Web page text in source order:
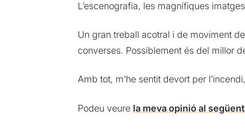
L’escenografia, les magnífiques
Un gran treball acotral i de moviment
converses. Possiblement és del millor
Amb tot, m’he sentit devort per
Podeu veure la meva opinió al